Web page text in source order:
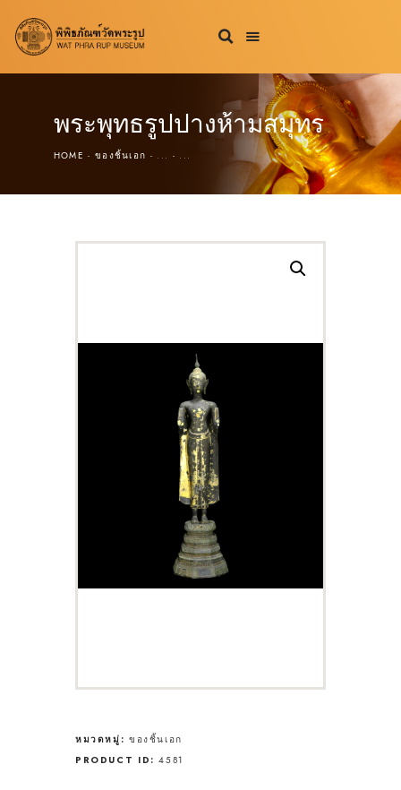
พระพุทธรูปปางห้ามสมุทร
HOME ของชิ้นเอก ... ...
หมวดหมู่: ของชิ้นเอก
PRODUCT ID:4581